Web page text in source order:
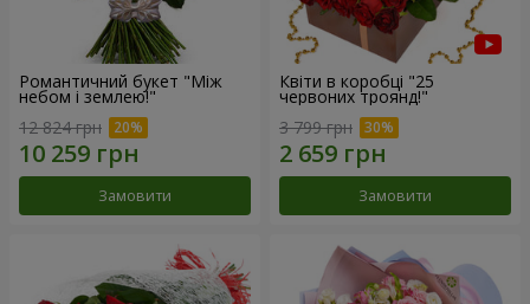
Романтичний букет "Між
небом і землею!"
12 824 грн
Замовити
Квіти в коробці "25
червоних троянд!"
3 799 грн
Замовити